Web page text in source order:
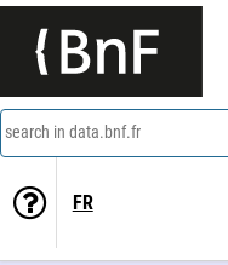
search in data.bnf.fr
FR